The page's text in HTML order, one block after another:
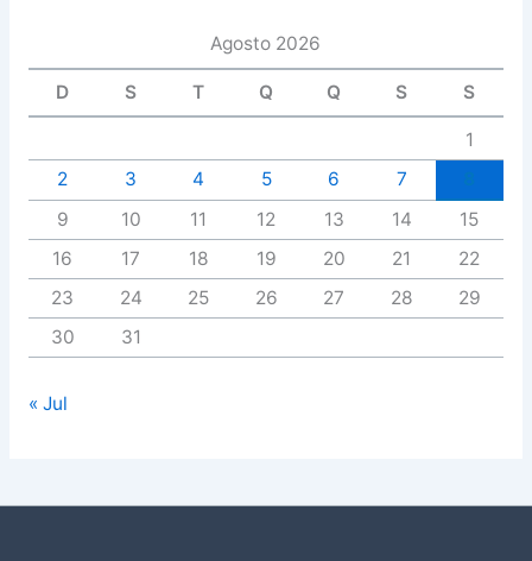
Agosto 2026
D S T Q Q S S
1
2
3 4 5 6 7
9
10 11 12 13 14
15
16
17 18 19 20 21
22
23
24 25 26 27 28
29
30
31
« Jul